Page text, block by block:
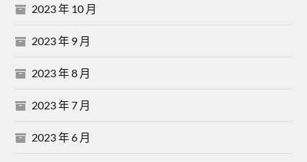
2023 年 10 月
2023 年 9 月
2023 年 8 月
2023 年 7 月
2023 年 6 月